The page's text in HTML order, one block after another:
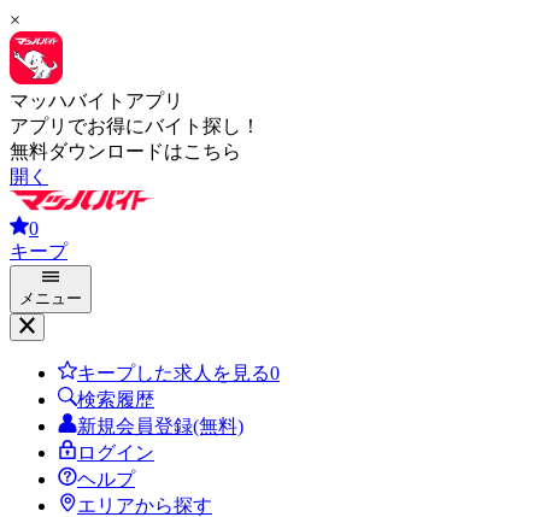
×
マッハバイトアプリ
アプリでお得にバイト探し！
無料ダウンロードはこちら
開く
0
キープ
メニュー
キープした求人を見る0
検索履歴
新規会員登録(無料)
ログイン
ヘルプ
エリアから探す